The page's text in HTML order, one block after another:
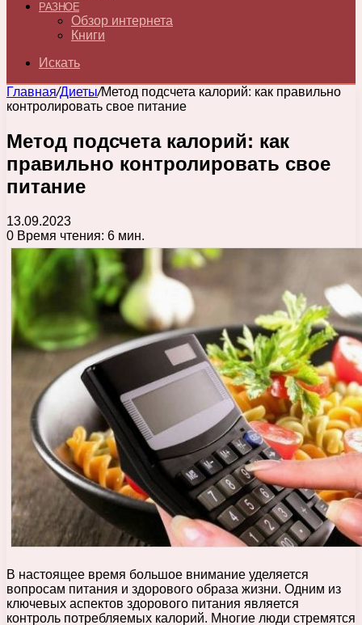
РАЗНОЕ
Обзор интернета
Книги
Искать
Главная/Диеты/Метод подсчета калорий: как правильно
контролировать свое питание
Метод подсчета калорий: как
правильно контролировать свое
питание
13.09.2023
0 Время чтения: 6 мин.
В настоящее время большое внимание уделяется
вопросам питания и здорового образа жизни. Одним из
ключевых аспектов здорового питания является
контроль потребляемых калорий. Многие люди стремятся